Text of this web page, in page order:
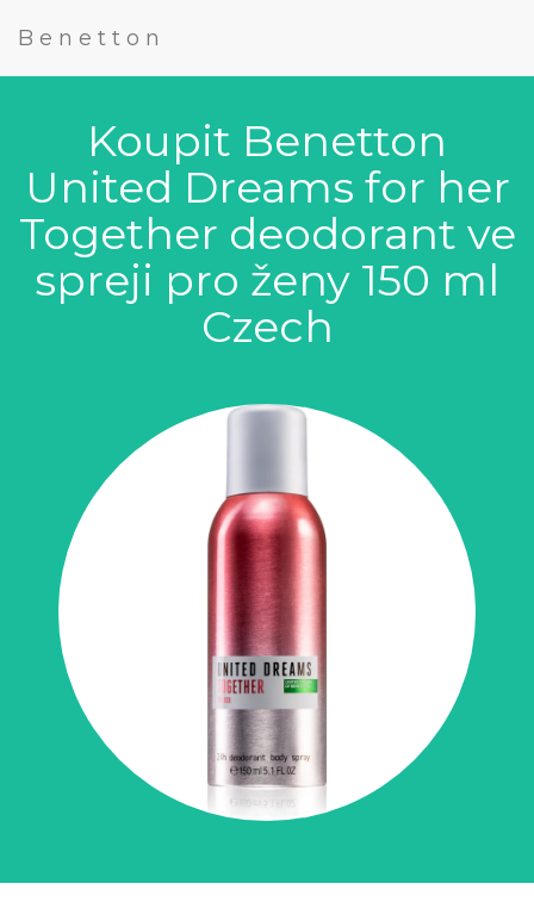
Benetton
Koupit Benetton
United Dreams for her
Together deodorant ve
spreji pro ženy 150 ml
Czech